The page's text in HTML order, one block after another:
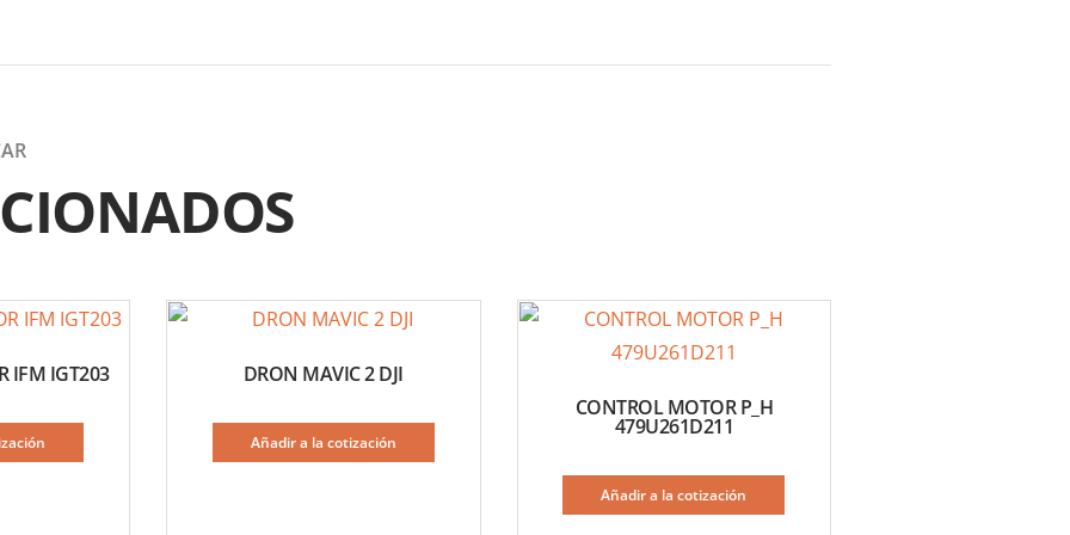
IFM IGT203 DRON MAVIC 2 DJI
Añadir a la cotización
CONTROL MOTOR P_H
479U261D211
Añadir a la cotización